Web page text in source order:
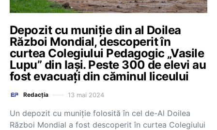
Depozit cu muniţie din al Doilea
Război Mondial, descoperit în
curtea Colegiului Pedagogic „Vasile
Lupu” din Iași. Peste 300 de elevi au
fost evacuați din căminul liceului
Redacția 13 mai 2024
Un depozit cu muniţie folosită în cel de-Al Doilea
Război Mondial a fost descoperit în curtea Colegiului